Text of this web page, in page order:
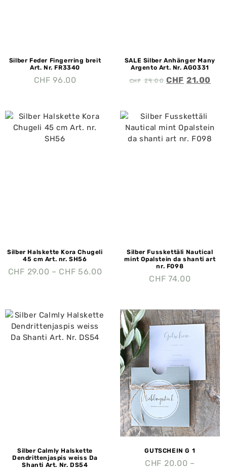
Silber Feder Fingerring breit
Art. Nr. FR3340
CHF 96.00
SALE Silber Anhänger Many
Argento Art. Nr. AG0331
CHF29.00 CHF 21.00
Silber Halskette Kora Chugeli
45 cm Art. nr. SH56
CHF 29.00 – CHF 56.00
Silber Fusskettäli Nautical
mint Opalstein da shanti art
nr. F098
CHF 74.00
Silber Calmly Halskette
Dendrittenjaspis weiss Da
Shanti Art. Nr. DS54
GUTSCHEIN G 1
CHF 20.00 –